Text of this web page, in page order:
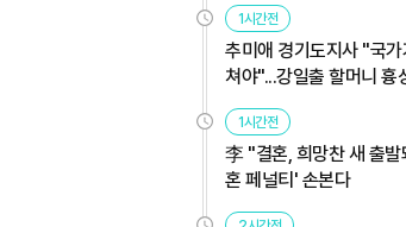
1시간전
추미애 경기도지사 "국가
쳐야"...강일출 할머니 흉
1시간전
李 "결혼, 희망찬 새 출
혼 페널티' 손본다